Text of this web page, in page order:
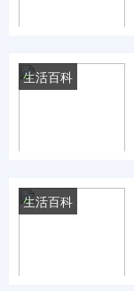
汽車
文學百科
范文大全
英語百科
財經百科
生活百科
生活百科